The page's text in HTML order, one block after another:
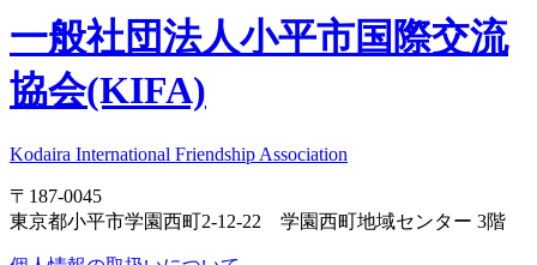
一般社団法人小平市国際交流
協会(KIFA)
Kodaira International Friendship Association
〒187-0045
東京都小平市学園西町2-12-22 学園西町地域センター 3階